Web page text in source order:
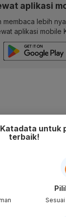
aplikasi
membaca lebih
aplikasi mobile
#wisatawan
untuk
terbaik!
Sesuai